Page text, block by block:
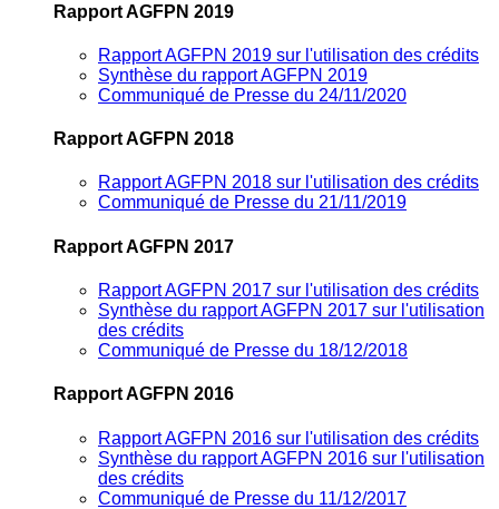
Rapport AGFPN 2019
Rapport AGFPN 2019 sur l'utilisation des crédits
Synthèse du rapport AGFPN 2019
Communiqué de Presse du 24/11/2020
Rapport AGFPN 2018
Rapport AGFPN 2018 sur l'utilisation des crédits
Communiqué de Presse du 21/11/2019
Rapport AGFPN 2017
Rapport AGFPN 2017 sur l'utilisation des crédits
Synthèse du rapport AGFPN 2017 sur l'utilisation
des crédits
Communiqué de Presse du 18/12/2018
Rapport AGFPN 2016
Rapport AGFPN 2016 sur l'utilisation des crédits
Synthèse du rapport AGFPN 2016 sur l'utilisation
des crédits
Communiqué de Presse du 11/12/2017